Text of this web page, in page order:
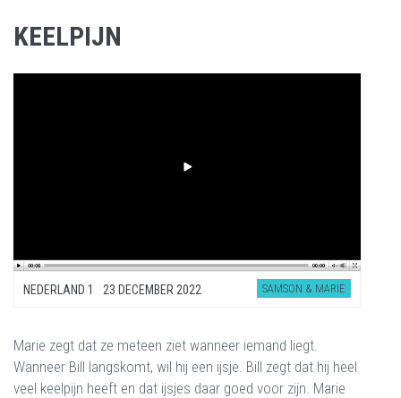
KEELPIJN
NEDERLAND 1 23 DECEMBER 2022 SAMSON & MARIE
Marie zegt dat ze meteen ziet wanneer iemand liegt.
Wanneer Bill langskomt, wil hij een ijsje. Bill zegt dat hij heel
veel keelpijn heeft en dat ijsjes daar goed voor zijn. Marie